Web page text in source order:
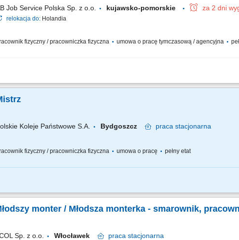
Job Service Polska Sp. z o.o. kujawsko-pomorskie za 2 dni
relokacja do: Holandia
fizyczny / pracowniczka fizyczna umowa o pracę tymczasową / agencyjna
zadania: Nadzór techniczny, usuwanie usterek i przeglądy reeferów na terminalu.
Koleje Państwowe S.A. Bydgoszcz praca stacjonarna
fizyczny / pracowniczka fizyczna umowa o pracę pełny etat
tym stanowisku będziesz odpowiedzialny(-a) m.in. za: Prowadzenie samodzielne
monter / Młodsza monterka - smarownik,
Sp. z o.o. Włocławek praca stacjonarna